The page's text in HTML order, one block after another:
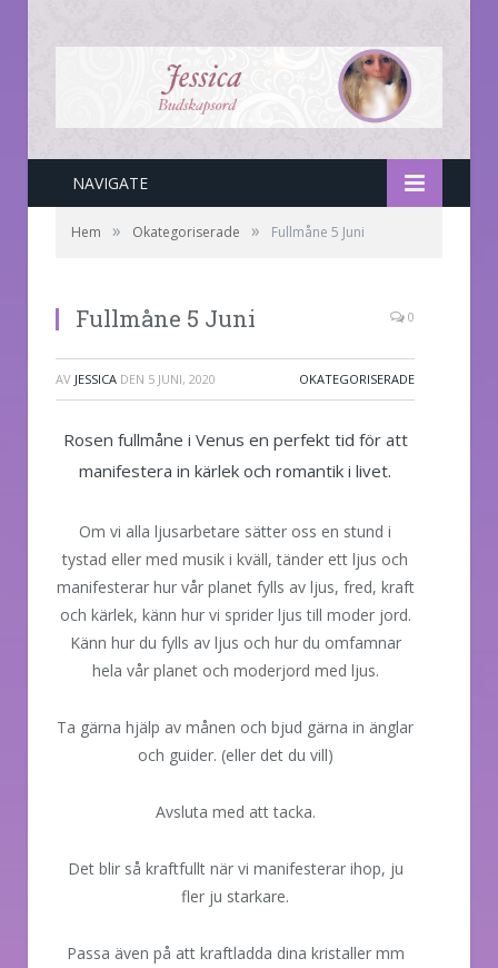
NAVIGATE
Hem » Okategoriserade » Fullmåne 5 Juni
Fullmåne 5 Juni 0
AV JESSICA DEN 5 JUNI, 2020 OKATEGORISERADE
Rosen fullmåne i Venus en perfekt tid för att
manifestera in kärlek och romantik i livet.
Om vi alla ljusarbetare sätter oss en stund i
tystad eller med musik i kväll, tänder ett ljus och
manifesterar hur vår planet fylls av ljus, fred, kraft
och kärlek, känn hur vi sprider ljus till moder jord.
Känn hur du fylls av ljus och hur du omfamnar
hela vår planet och moderjord med ljus.
Ta gärna hjälp av månen och bjud gärna in änglar
och guider. (eller det du vill)
Avsluta med att tacka.
Det blir så kraftfullt när vi manifesterar ihop, ju
fler ju starkare.
Passa även på att kraftladda dina kristaller mm